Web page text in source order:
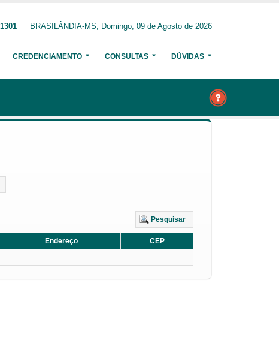
BRASILÂNDIA-MS, Domingo, 09 de Agosto de 2026
CREDENCIAMENTO CONSULTAS DÚVIDAS
Pesquisar
Endereço
CEP